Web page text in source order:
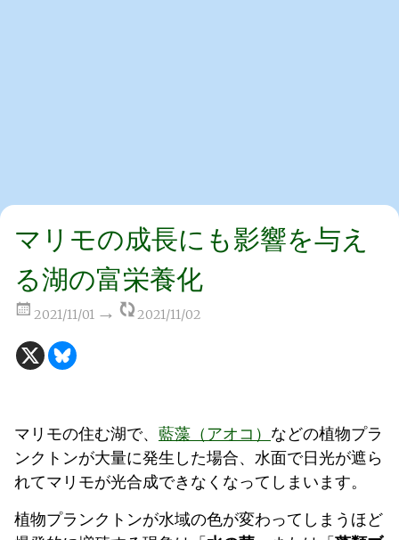
マリモの成長にも影響を与え
る湖の富栄養化
2021/11/01 2021/11/02
マリモの住む湖で、 藍藻（アオコ） などの植物プラ
ンクトンが大量に発生した場合、水面で日光が遮ら
れてマリモが光合成できなくなってしまいます。
植物プランクトンが水域の色が変わってしまうほど